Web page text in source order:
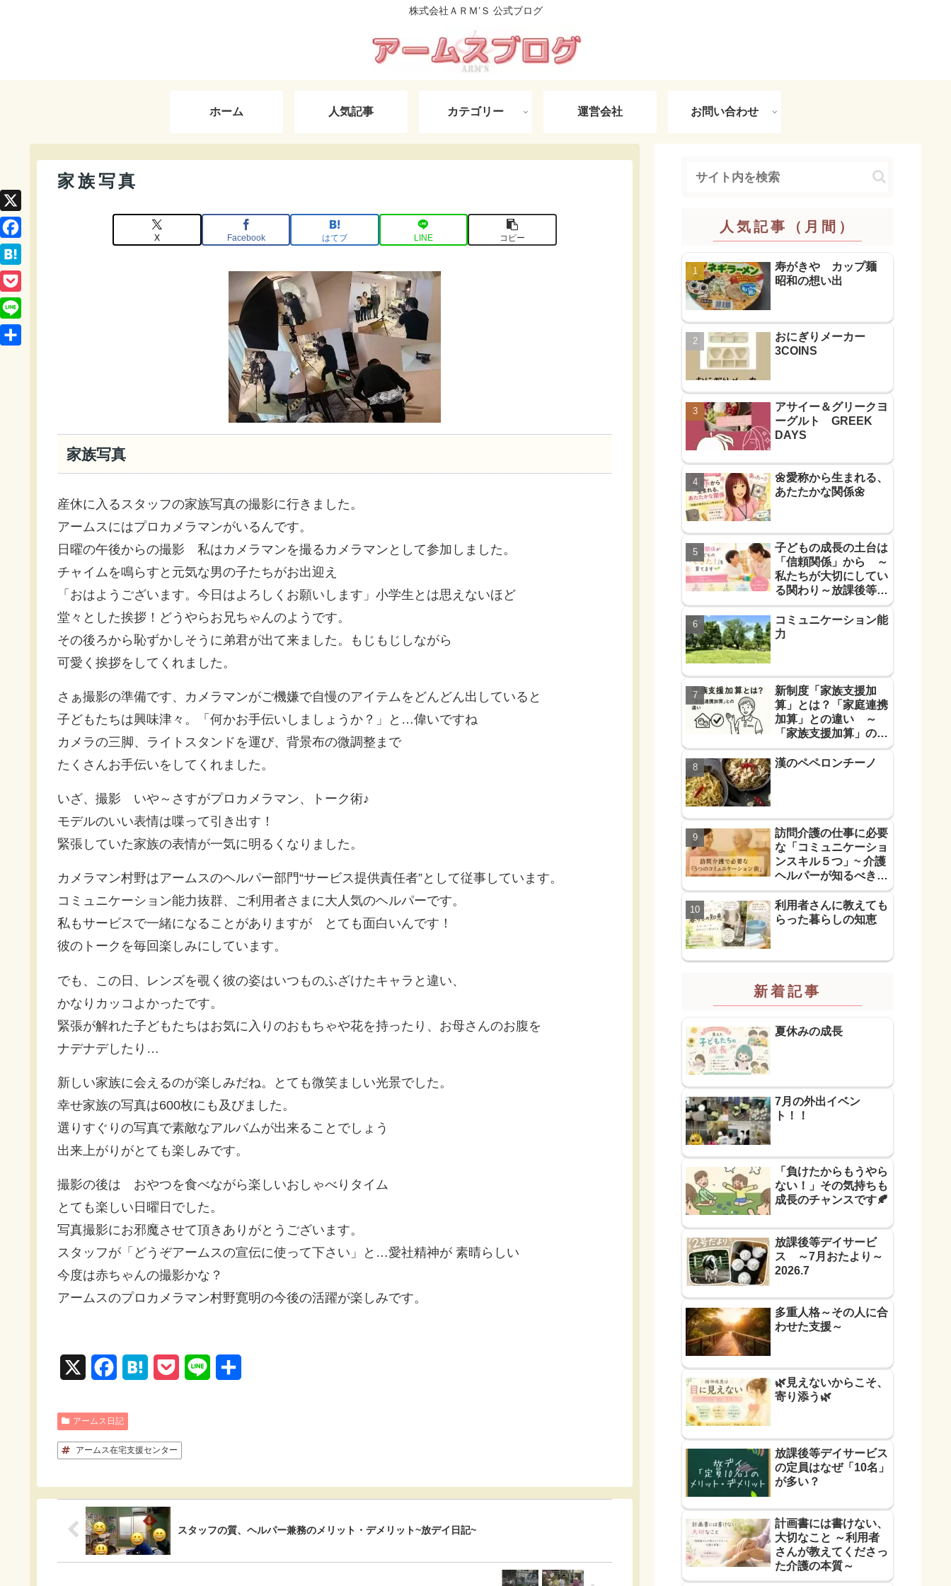
株式会社ＡＲＭ’Ｓ 公式ブログ
ホーム 人気記事 カテゴリー 運営会社 お問い合わせ
家族写真
X Facebook はてブ LINE コピー
家族写真
産休に入るスタッフの家族写真の撮影に行きました。
アームスにはプロカメラマンがいるんです。
日曜の午後からの撮影 私はカメラマンを撮るカメラマンとして参加しました。
チャイムを鳴らすと元気な男の子たちがお出迎え
「おはようございます。今日はよろしくお願いします」小学生とは思えないほど
堂々とした挨拶！どうやらお兄ちゃんのようです。
その後ろから恥ずかしそうに弟君が出て来ました。もじもじしながら
可愛く挨拶をしてくれました。
さぁ撮影の準備です、カメラマンがご機嫌で自慢のアイテムをどんどん出していると
子どもたちは興味津々。「何かお手伝いしましょうか？」と…偉いですね
カメラの三脚、ライトスタンドを運び、背景布の微調整まで
たくさんお手伝いをしてくれました。
いざ、撮影 いや～さすがプロカメラマン、トーク術♪
モデルのいい表情は喋って引き出す！
緊張していた家族の表情が一気に明るくなりました。
カメラマン村野はアームスのヘルパー部門“サービス提供責任者”として従事しています。
コミュニケーション能力抜群、ご利用者さまに大人気のヘルパーです。
私もサービスで一緒になることがありますが とても面白いんです！
彼のトークを毎回楽しみにしています。
でも、この日、レンズを覗く彼の姿はいつものふざけたキャラと違い、
かなりカッコよかったです。
緊張が解れた子どもたちはお気に入りのおもちゃや花を持ったり、お母さんのお腹を
ナデナデしたり…
新しい家族に会えるのが楽しみだね。とても微笑ましい光景でした。
幸せ家族の写真は600枚にも及びました。
選りすぐりの写真で素敵なアルバムが出来ることでしょう
出来上がりがとても楽しみです。
撮影の後は おやつを食べながら楽しいおしゃべりタイム
とても楽しい日曜日でした。
写真撮影にお邪魔させて頂きありがとうございます。
スタッフが「どうぞアームスの宣伝に使って下さい」と…愛社精神が 素晴らしい
今度は赤ちゃんの撮影かな？
アームスのプロカメラマン村野寛明の今後の活躍が楽しみです。
c
e
o
k
e k
アームス日記
アームス在宅支援センター
スタッフの質、ヘルパー兼務のメリット・デメリット~放デイ日記~
X
F
a
c
e
b
H
a
t
e
P
o
c
L
人気記事（月間）
寿がきや カップ麺
昭和の想い出
おにぎりメーカー
3COINS
アサイー＆グリークヨ
ーグルト GREEK
DAYS
🌼愛称から生まれる、
あたたかな関係🌼
子どもの成長の土台は
「信頼関係」から ～
私たちが大切にしてい
る関わり～放課後等デ
イサービス
コミュニケーション能
力
新制度「家族支援加
算」とは？「家庭連携
加算」との違い ～
「家族支援加算」の算
定要件と支援方法！を
解説します～
漢のペペロンチーノ
訪問介護の仕事に必要
な「コミュニケーショ
ンスキル５つ」~ 介護
ヘルパーが知るべき
「信頼に必要なコミュ
力５つ」~
利用者さんに教えても
らった暮らしの知恵
新着記事
夏休みの成長
7月の外出イベン
ト！！
「負けたからもうやら
ない！」その気持ちも
成長のチャンスです🍂
放課後等デイサービ
ス ～7月おたより～
2026.7
多重人格～その人に合
わせた支援～
🌿見えないからこそ、
寄り添う🌿
放課後等デイサービス
の定員はなぜ「10名」
が多い？
計画書には書けない、
大切なこと ～利用者
さんが教えてくださっ
た介護の本質～